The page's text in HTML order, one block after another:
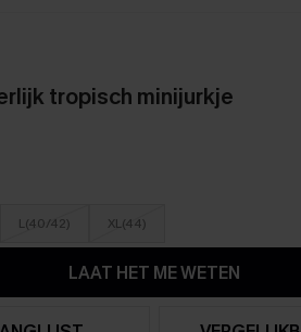
tropisch minijurkje
L(40/42) XL(44)
LAAT HET ME WETEN